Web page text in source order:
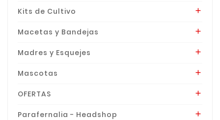
Kits de Cultivo 
Macetas y Bandejas 
Madres y Esquejes 
Mascotas 
OFERTAS 
Parafernalia - Headshop 